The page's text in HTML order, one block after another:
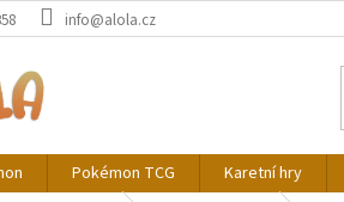
info@alola.cz
Pokémon TCG Karetní hry